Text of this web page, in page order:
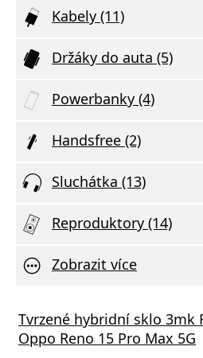
Kabely (11)
Držáky do auta (5)
Powerbanky (4)
Handsfree (2)
Sluchátka (13)
Reproduktory (14)
Zobrazit více
Tvrzené hybridní sklo 3mk
Oppo Reno 15 Pro Max 5G
Galaxy Buds3 (SM-R530)
Atom 4